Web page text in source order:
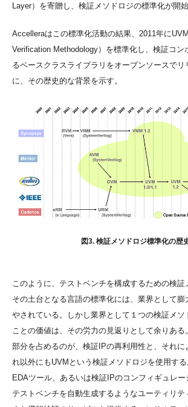
Layer）を寄贈し、検証メソドロジの標準化が開始
Accelleraはこの標準化活動の結果、2011年に
Verification Methodology）を標準化し、検証コン
るベースクラスライブラリをオープンソースでリ
に、その歴史的な背景を示す。
図3. 検証メソドロジ標準化の歴
このように、テストベンチを構成するための検
その土台となる言語の標準化には、業界として
やされている。しかし業界として１つの検証メソ
ことの価値は、その労力の見返りとして余りある
部分を占めるのが、検証IPの再利用性と、それに
れ以外にもUVMという検証メソドロジを使用す
EDAツール、あるいは検証IPのコンフィギュレー
テストベンチを自動生成するようなユーティリテ